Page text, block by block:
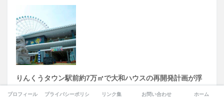
りんくうタウン駅前約7万㎡で大和ハウスの再開発計画が浮
上…
プロフィール プライバシーポリシー リンク集 お問い合わせ ホーム